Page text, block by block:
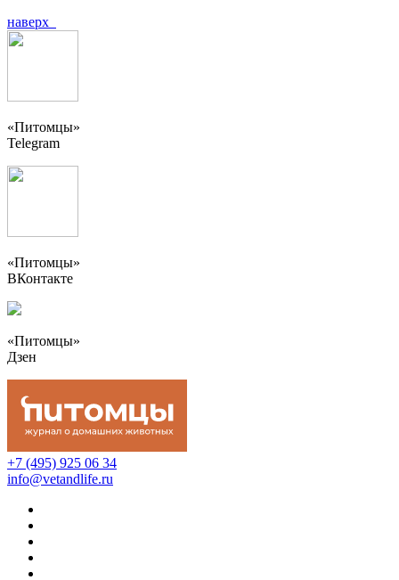
наверх
«Питомцы»
Telegram
«Питомцы»
ВКонтакте
«Питомцы»
Дзен
+7 (495) 925 06 34
info@vetandlife.ru